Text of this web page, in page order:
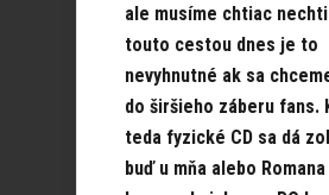
ale musíme chtiac
touto cestou dnes je to
nevyhnutné ak sa
do širšieho záberu fans.
teda fyzické CD sa dá
buď u mňa alebo